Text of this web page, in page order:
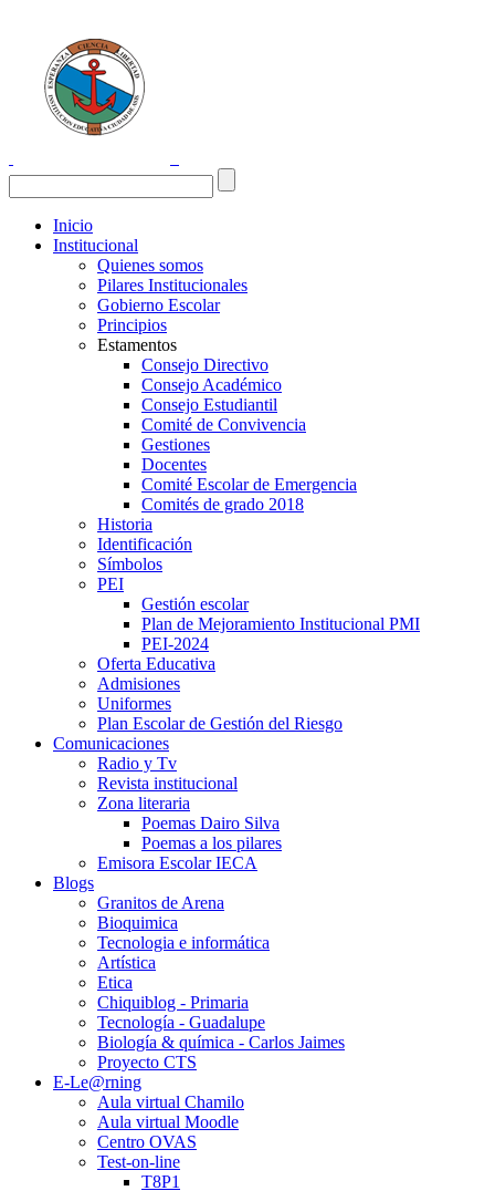
Inicio
Institucional
Quienes somos
Pilares Institucionales
Gobierno Escolar
Principios
Estamentos
Consejo Directivo
Consejo Académico
Consejo Estudiantil
Comité de Convivencia
Gestiones
Docentes
Comité Escolar de Emergencia
Comités de grado 2018
Historia
Identificación
Símbolos
PEI
Gestión escolar
Plan de Mejoramiento Institucional PMI
PEI-2024
Oferta Educativa
Admisiones
Uniformes
Plan Escolar de Gestión del Riesgo
Comunicaciones
Radio y Tv
Revista institucional
Zona literaria
Poemas Dairo Silva
Poemas a los pilares
Emisora Escolar IECA
Blogs
Granitos de Arena
Bioquimica
Tecnologia e informática
Artística
Etica
Chiquiblog - Primaria
Tecnología - Guadalupe
Biología & química - Carlos Jaimes
Proyecto CTS
E-Le@rning
Aula virtual Chamilo
Aula virtual Moodle
Centro OVAS
Test-on-line
T8P1